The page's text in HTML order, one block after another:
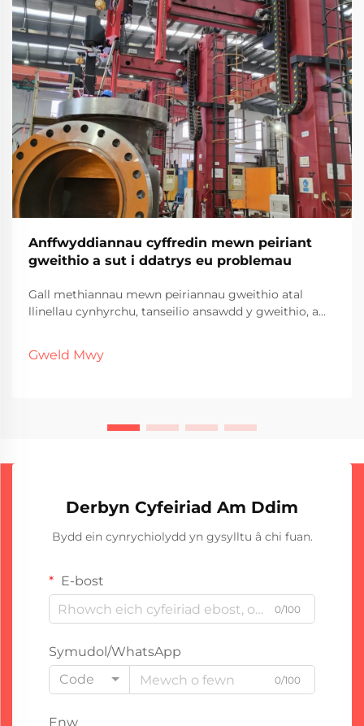
Anffwyddiannau cyffredin mewn peiriant
gweithio a sut i ddatrys eu problemau
Gall methiannau mewn peiriannau gweithio atal
llinellau cynhyrchu, tanseilio ansawdd y gweithio, a
ddatrys yn hanfodol i gynnal perfformiad gweithio
Gweld Mwy
Derbyn Cyfeiriad Am Ddim
Bydd ein cynrychiolydd yn gysylltu â chi fuan.
E-bost
0/100
Symudol/WhatsApp
Code
0/100
Enw